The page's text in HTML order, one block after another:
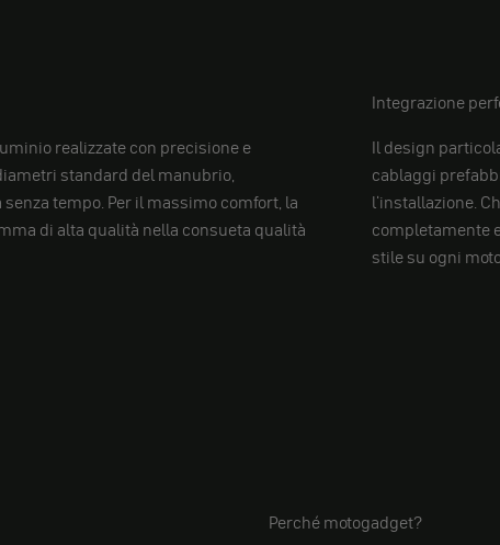
realizzate con precisione e
standard del manubrio,
tempo. Per il massimo comfort, la
di alta qualità nella consueta qualità
Integrazione
Il design
cablaggi
l'installazione.
completamente
stile su ogni
Perché motogadget?